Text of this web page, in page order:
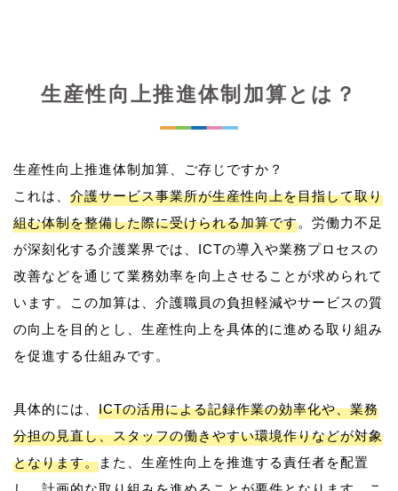
生産性向上推進体制加算とは？
生産性向上推進体制加算、ご存じですか？
これは、 介護サービス事業所が生産性向上を目指して取り
組む体制を整備した際に受けられる加算です。労働力不足
が深刻化する介護業界では、ICTの導入や業務プロセスの
改善などを通じて業務効率を向上させることが求められて
います。この加算は、介護職員の負担軽減やサービスの質
の向上を目的とし、生産性向上を具体的に進める取り組み
を促進する仕組みです。
具体的には、 ICTの活用による記録作業の効率化や、業務
分担の見直し、スタッフの働きやすい環境作りなどが対象
となります。また、生産性向上を推進する責任者を配置